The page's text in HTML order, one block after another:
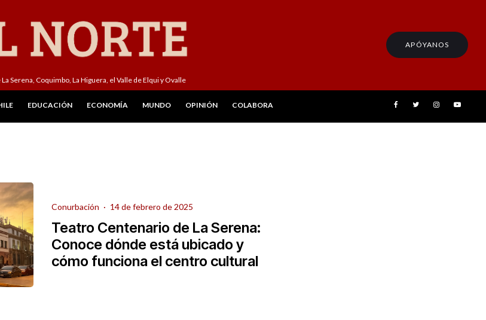
Serena, Coquimbo, La Higuera, el Valle de Elqui y Ovalle
APÓYANOS
EDUCACIÓN ECONOMÍA MUNDO OPINIÓN COLABORA
Conurbación · 14 de febrero de 2025
Teatro Centenario de La Serena:
Conoce dónde está ubicado y
cómo funciona el centro cultural